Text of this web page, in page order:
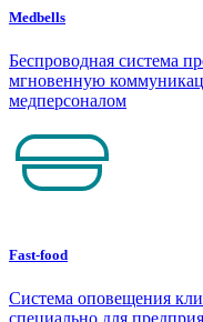
Medbells
Беспроводная система
мгновенную
медперсоналом
Fast-food
Система оповещения